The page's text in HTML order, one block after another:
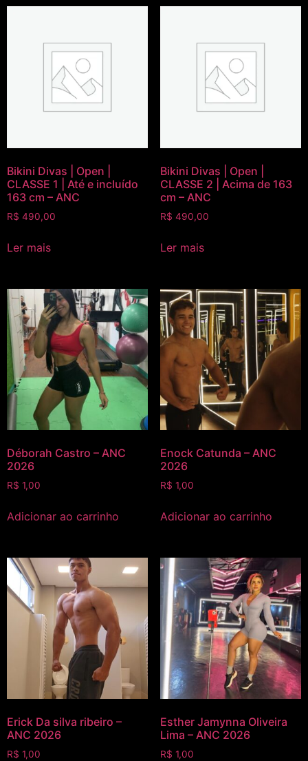
Bikini Divas | Open |
CLASSE 1 | Até e incluído
163 cm – ANC
R$ 490,00
Ler mais
Bikini Divas | Open |
CLASSE 2 | Acima de 163
cm – ANC
R$ 490,00
Ler mais
Déborah Castro – ANC
2026
R$ 1,00
Adicionar ao carrinho
Enock Catunda – ANC
2026
R$ 1,00
Adicionar ao carrinho
Erick Da silva ribeiro –
ANC 2026
R$ 1,00
Esther Jamynna Oliveira
Lima – ANC 2026
R$ 1,00